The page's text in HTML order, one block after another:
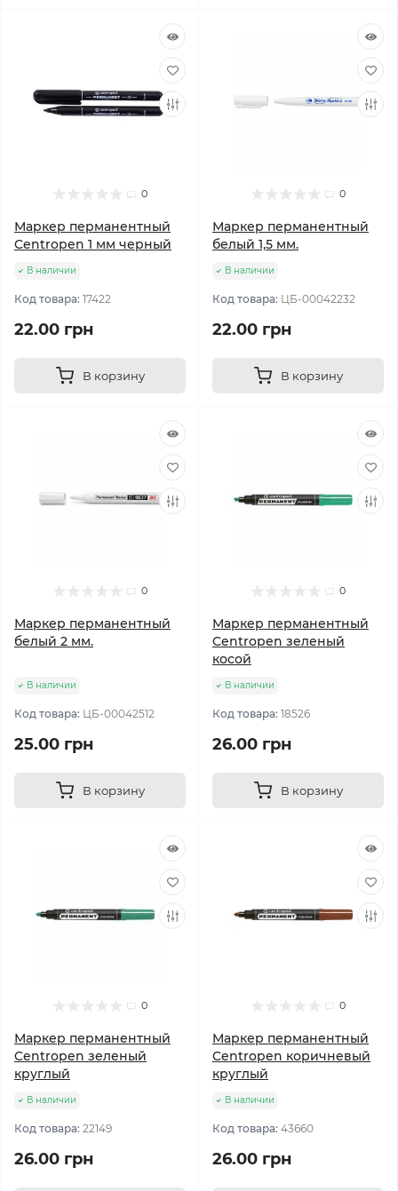
0
Маркер перманентный
Centropen 1 мм черный
В наличии
Код товара: 17422
22.00 грн
В корзину
0
Маркер перманентный
белый 1,5 мм.
В наличии
Код товара: ЦБ-00042232
22.00 грн
В корзину
0
Маркер перманентный
белый 2 мм.
В наличии
Код товара: ЦБ-00042512
25.00 грн
В корзину
0
Маркер перманентный
Centropen зеленый
косой
В наличии
Код товара: 18526
26.00 грн
В корзину
0
Маркер перманентный
Centropen зеленый
круглый
В наличии
Код товара: 22149
26.00 грн
0
Маркер перманентный
Centropen коричневый
круглый
В наличии
Код товара: 43660
26.00 грн